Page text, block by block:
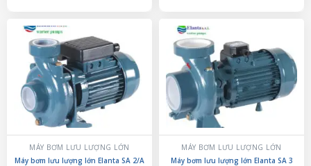
MÁY BƠM LƯU LƯỢNG LỚN
Máy bơm lưu lượng lớn Elanta SA 2/A
MÁY BƠM LƯU LƯỢNG LỚN
Máy bơm lưu lượng lớn Elanta SA 3